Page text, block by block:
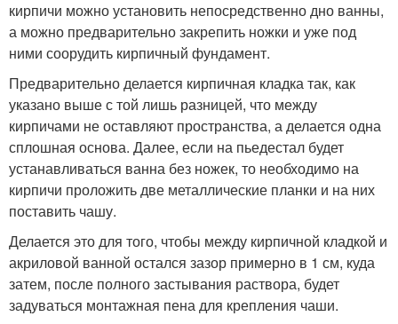
кирпичи можно установить непосредственно дно ванны,
а можно предварительно закрепить ножки и уже под
ними соорудить кирпичный фундамент.
Предварительно делается кирпичная кладка так, как
указано выше с той лишь разницей, что между
кирпичами не оставляют пространства, а делается одна
сплошная основа. Далее, если на пьедестал будет
устанавливаться ванна без ножек, то необходимо на
кирпичи проложить две металлические планки и на них
поставить чашу.
Делается это для того, чтобы между кирпичной кладкой и
акриловой ванной остался зазор примерно в 1 см, куда
затем, после полного застывания раствора, будет
задуваться монтажная пена для крепления чаши.